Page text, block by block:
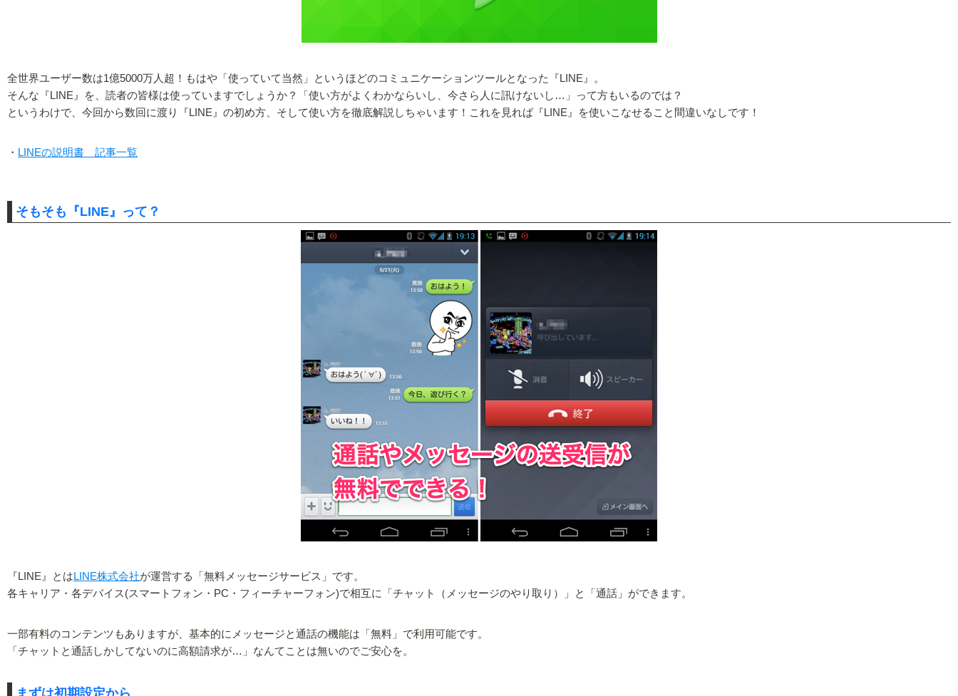
全世界ユーザー数は1億5000万人超！もはや「使っていて当然」というほどのコミュニケーションツールとなった『LINE』。
そんな『LINE』を、読者の皆様は使っていますでしょうか？「使い方がよくわかならいし、今さら人に訊けないし…」って方もいるのでは？
というわけで、今回から数回に渡り『LINE』の初め方、そして使い方を徹底解説しちゃいます！これを見れば『LINE』を使いこなせること間違いなしです！
・ LINEの説明書 記事一覧
そもそも『LINE』って？
『LINE』とはLINE株式会社が運営する「無料メッセージサービス」です。
各キャリア・各デバイス(スマートフォン・PC・フィーチャーフォン)で相互に「チャット（メッセージのやり取り）」と「通話」ができます。
一部有料のコンテンツもありますが、基本的にメッセージと通話の機能は「無料」で利用可能です。
「チャットと通話しかしてないのに高額請求が…」なんてことは無いのでご安心を。
まずは初期設定から